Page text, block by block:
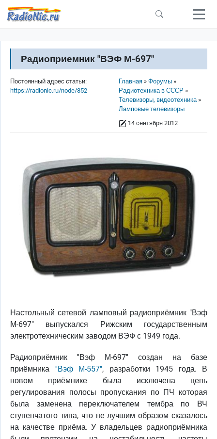
Перейти к основному содержанию
Радиоприемник "ВЭФ М-697"
Строка навигации
Главная
Форумы
Радиотехника в СССР
Телевизоры, видеотехника
Ламповые телевизоры
14 сентября 2012
Постоянный адрес статьи:
https://radionic.ru/node/852
Настольный сетевой ламповый радиоприёмник "Вэф
М-697" выпускался Рижским государственным
электротехническим заводом ВЭФ с 1949 года.
Радиоприёмник ''Вэф М-697'' создан на базе
приёмника ''Вэф М-557'', разработки 1945 года. В
новом приёмнике была исключена цепь
регулирования полосы пропускания по ПЧ которая
была заменена переключателем тембра по ВЧ
ступенчатого типа, что не лучшим образом сказалось
на качестве приёма. У владельцев радиоприёмника